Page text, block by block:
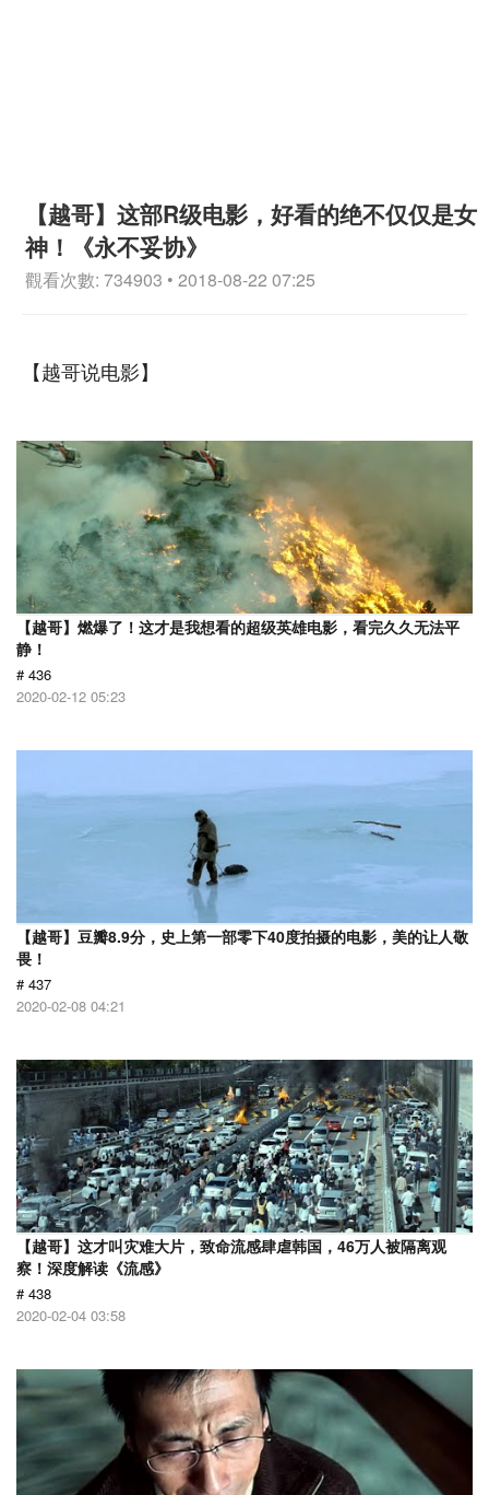
【越哥】这部R级电影，好看的绝不仅仅是女
神！《永不妥协》
觀看次數: 734903 • 2018-08-22 07:25
【越哥说电影】
【越哥】燃爆了！这才是我想看的超级英雄电影，看完久久无法平
静！
# 436
2020-02-12 05:23
【越哥】豆瓣8.9分，史上第一部零下40度拍摄的电影，美的让人敬
畏！
# 437
2020-02-08 04:21
【越哥】这才叫灾难大片，致命流感肆虐韩国，46万人被隔离观
察！深度解读《流感》
# 438
2020-02-04 03:58